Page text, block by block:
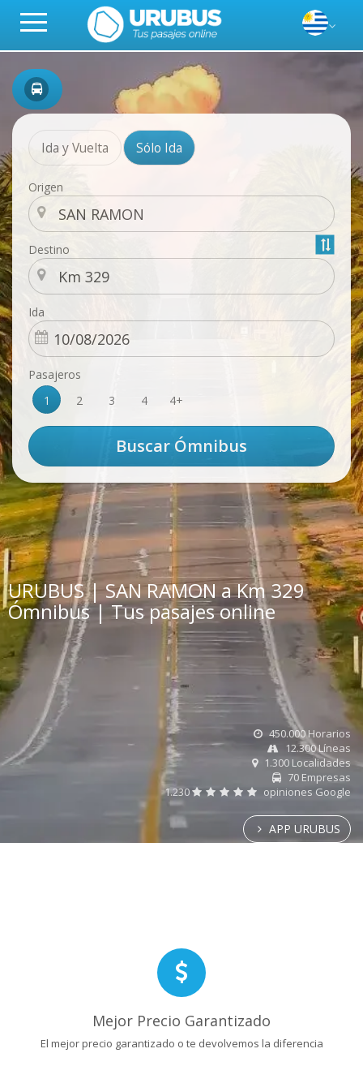
Ida y Vuelta Sólo Ida
Origen
Destino
Ida
Pasajeros
1
2 3 4 4+
URUBUS | SAN RAMON a Km 329
Ómnibus | Tus pasajes online
450.000 Horarios
12.300 Líneas
1.300 Localidades
70 Empresas
1.230
opiniones Google
APP URUBUS
Mejor Precio Garantizado
El mejor precio garantizado o te devolvemos la diferencia